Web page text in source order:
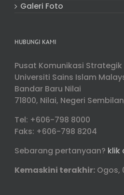
Galeri Foto
HUBUNGI KAMI
Pusat Komunikasi
Universiti Sains Islam
Bandar Baru Nilai
71800, Nilai, Negeri
Tel: +606-798 8000
Faks: +606-798 8204
Sebarang pertanyaan? klik
Kemaskini terakhir: Ogos,